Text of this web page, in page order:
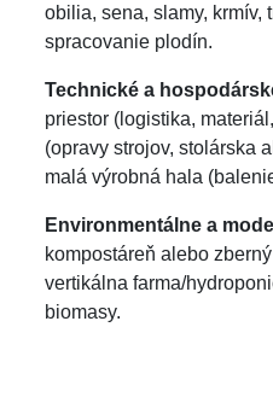
obilia, sena, slamy, krmív,
spracovanie plodín.
Technické a
priestor (logistika,
(opravy strojov, stolárska
malá výrobná hala
Environmentálne a
kompostáreň alebo
vertikálna farma/
biomasy.